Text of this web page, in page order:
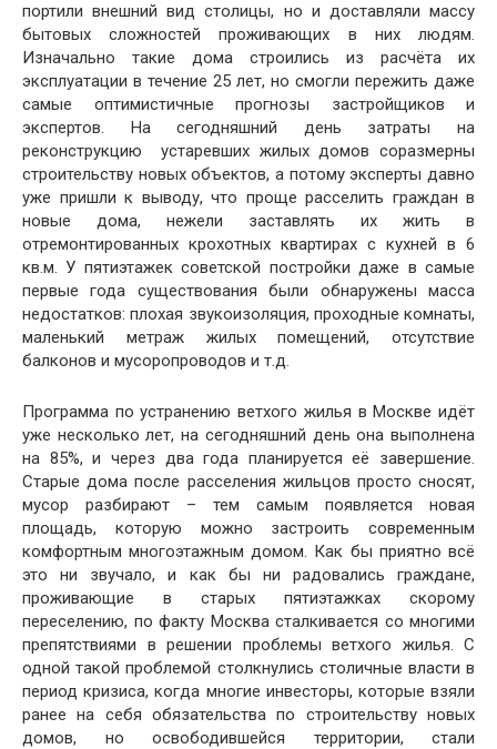
портили внешний вид столицы, но и доставляли массу
бытовых сложностей проживающих в них людям.
Изначально такие дома строились из расчёта их
эксплуатации в течение 25 лет, но смогли пережить даже
самые оптимистичные прогнозы застройщиков и
экспертов. На сегодняшний день затраты на
реконструкцию устаревших жилых домов соразмерны
строительству новых объектов, а потому эксперты давно
уже пришли к выводу, что проще расселить граждан в
новые дома, нежели заставлять их жить в
отремонтированных крохотных квартирах с кухней в 6
кв.м. У пятиэтажек советской постройки даже в самые
первые года существования были обнаружены масса
недостатков: плохая звукоизоляция, проходные комнаты,
маленький метраж жилых помещений, отсутствие
балконов и мусоропроводов и т.д.
Программа по устранению ветхого жилья в Москве идёт
уже несколько лет, на сегодняшний день она выполнена
на 85%, и через два года планируется её завершение.
Старые дома после расселения жильцов просто сносят,
мусор разбирают – тем самым появляется новая
площадь, которую можно застроить современным
комфортным многоэтажным домом. Как бы приятно всё
это ни звучало, и как бы ни радовались граждане,
проживающие в старых пятиэтажках скорому
переселению, по факту Москва сталкивается со многими
препятствиями в решении проблемы ветхого жилья. С
одной такой проблемой столкнулись столичные власти в
период кризиса, когда многие инвесторы, которые взяли
ранее на себя обязательства по строительству новых
домов, но освободившейся территории, стали